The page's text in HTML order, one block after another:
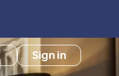
Sign in